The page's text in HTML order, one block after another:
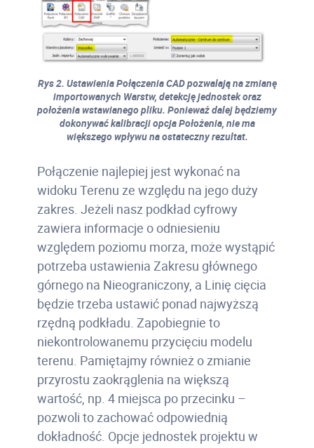
Rys 2. Ustawienia Połączenia CAD pozwalają na zmianę
importowanych Warstw, detekcję jednostek oraz
położenia wstawianego pliku. Ponieważ dalej będziemy
dokonywać kalibracji opcja Położenia, nie ma
większego wpływu na ostateczny rezultat.
Połączenie najlepiej jest wykonać na
widoku Terenu ze względu na jego duży
zakres. Jeżeli nasz podkład cyfrowy
zawiera informacje o odniesieniu
względem poziomu morza, może wystąpić
potrzeba ustawienia Zakresu głównego
górnego na Nieograniczony, a Linię cięcia
będzie trzeba ustawić ponad najwyższą
rzędną podkładu. Zapobiegnie to
niekontrolowanemu przycięciu modelu
terenu. Pamiętajmy również o zmianie
przyrostu zaokrąglenia na większą
wartość, np. 4 miejsca po przecinku –
pozwoli to zachować odpowiednią
dokładność. Opcje jednostek projektu w